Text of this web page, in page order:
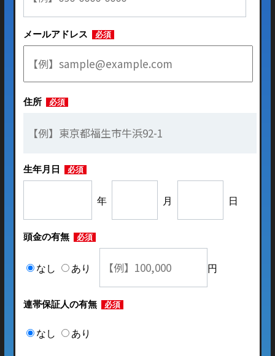
メールアドレス 必須
住所 必須
生年月日 必須
年 月 日
頭金の有無 必須
なし あり 円
連帯保証人の有無 必須
なし あり